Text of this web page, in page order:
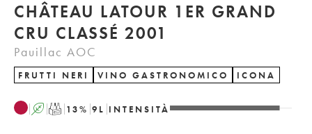
CHÂTEAU LATOUR 1ER GRAND
CRU CLASSÉ 2001
Pauillac AOC
FRUTTI NERI VINO GASTRONOMICO ICONA
A T 13% 9 L INTENSITÀ